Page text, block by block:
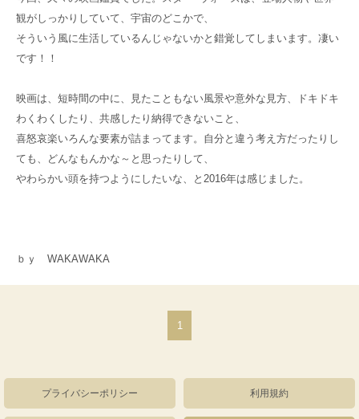
観がしっかりしていて、宇宙のどこかで、
そういう風に生活しているんじゃないかと錯覚してしまいます。凄い
です！！
映画は、短時間の中に、見たこともない風景や意外な見方、ドキドキ
わくわくしたり、共感したり納得できないこと、
喜怒哀楽いろんな要素が詰まってます。自分と違う考え方だったりし
ても、どんなもんかな～と思ったりして、
やわらかい頭を持つようにしたいな、と2016年は感じました。
ｂｙ WAKAWAKA
1
プライバシーポリシー 利用規約